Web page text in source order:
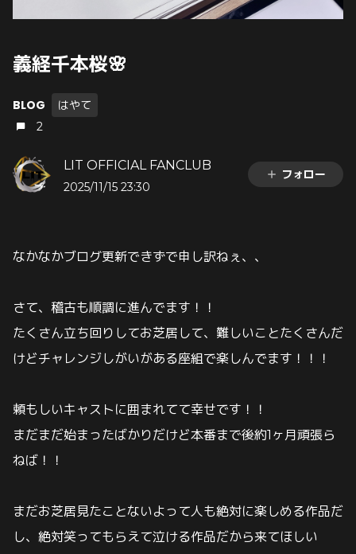
義経千本桜🌸
BLOG
はやて
2
LIT OFFICIAL FANCLUB
2025/11/15 23:30
フォロー
なかなかブログ更新できずで申し訳ねぇ、、
さて、稽古も順調に進んでます！！
たくさん立ち回りしてお芝居して、難しいことたくさんだ
けどチャレンジしがいがある座組で楽しんでます！！！
頼もしいキャストに囲まれてて幸せです！！
まだまだ始まったばかりだけど本番まで後約1ヶ月頑張ら
ねば！！
まだお芝居見たことないよって人も絶対に楽しめる作品だ
し、絶対笑ってもらえて泣ける作品だから来てほしい